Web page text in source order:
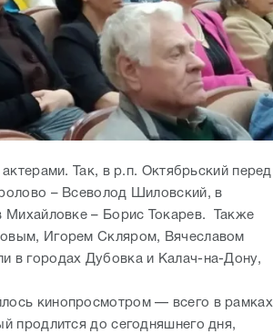
Так, в р.п. Октябрьский перед
– Всеволод Шиловский, в
Михайловке – Борис Токарев. Также
Игорем Скляром, Вячеславом
в городах Дубовка и Калач-на-Дону,
кинопросмотром — всего в рамках
продлится до сегодняшнего дня,